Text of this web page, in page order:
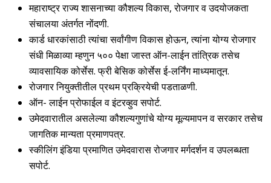
महाराष्ट्र राज्य शासनाच्या कौशल्य विकास, रोजगार व उदयोजकता
संचालया अंतर्गत नोंदणी.
कार्ड धारकांसाठी त्यांचा सर्वांगीण विकास होऊन, त्यांना योग्य रोजगार
संधी मिळाव्या म्हणुन ५०० पेक्षा जास्त ऑन-लाईन तांत्रिक तसेच
व्यावसायिक कोर्सेस. फ्री बेसिक कोर्सेस ई-लर्निंग माध्यमातून.
रोजगार नियुक्तीतील प्रथम प्रक्रियेची पडताळणी.
ऑन- लाईन प्रोफाईल व इंटरव्हुव सपोर्ट.
उमेदवारातील असलेल्या कौशल्यगुणांचे योग्य मूल्यमापन व सरकार तसेच
जागतिक मान्यता प्रमाणपत्र.
स्कीलिंग इंडिया प्रमाणित उमेदवारास रोजगार मर्गदर्शन व उपलब्धता
सपोर्ट.